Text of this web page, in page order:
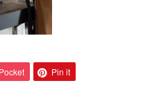
Pocket Pin it